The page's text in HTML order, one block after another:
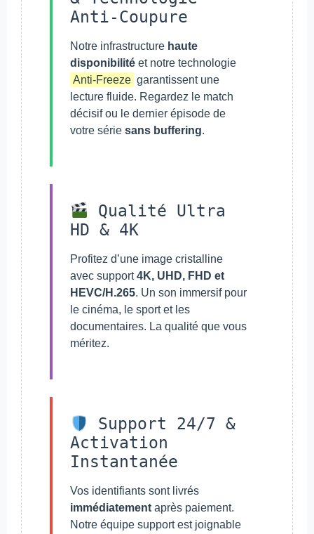
Anti-Coupure
Notre infrastructure haute
disponibilité et notre technologie
Anti-Freeze garantissent une
lecture fluide. Regardez le match
décisif ou le dernier épisode de
votre série sans buffering.
Qualité Ultra
HD & 4K
Profitez d’une image cristalline
avec support4K, UHD, FHD et
HEVC/H.265. Un son immersif pour
le cinéma, le sport et les
documentaires. La qualité que vous
méritez.
Support 24/7 &
Activation
Instantanée
Vos identifiants sont livrés
immédiatement après paiement.
Notre équipe support est joignable